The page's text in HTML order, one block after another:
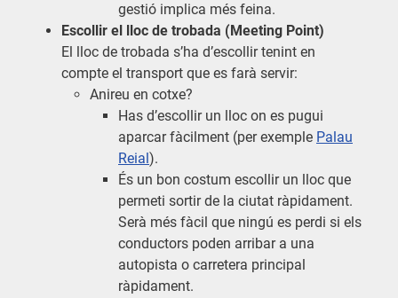
gestió implica més feina.
Escollir el lloc de trobada (Meeting Point)
El lloc de trobada s’ha d’escollir tenint en
compte el transport que es farà servir:
Anireu en cotxe?
Has d’escollir un lloc on es pugui
aparcar fàcilment (per exemple Palau
Reial ).
És un bon costum escollir un lloc que
permeti sortir de la ciutat ràpidament.
Serà més fàcil que ningú es perdi si els
conductors poden arribar a una
autopista o carretera principal
ràpidament.